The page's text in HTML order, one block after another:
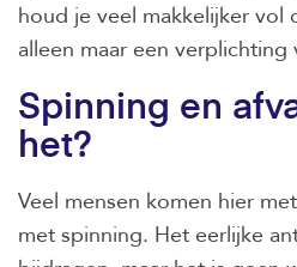
houd je veel makkelijker vol
alleen maar een verplichting
Spinning en
het?
Veel mensen komen hier
met spinning. Het eerlijke